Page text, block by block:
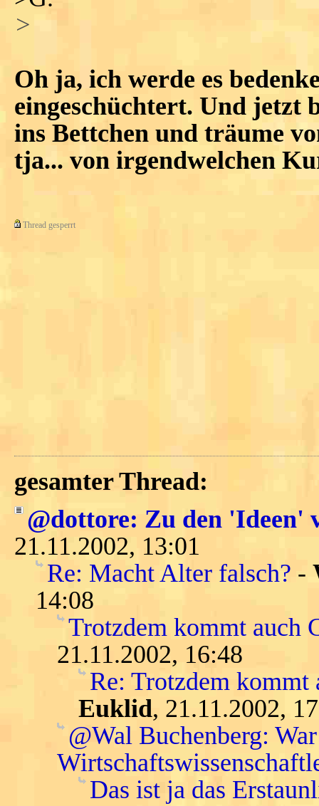
>
Oh ja, ich werde es
eingeschüchtert. Und jetzt
ins Bettchen und träume
tja... von irgendwelchen
Thread gesperrt
gesamter Thread:
@dottore: Zu den 'Ideen'
21.11.2002, 13:01
Re: Macht Alter falsch? -
14:08
Trotzdem kommt auch
21.11.2002, 16:48
Re: Trotzdem
Euklid, 21.11.2002,
@Wal Buchenberg:
Das ist ja das